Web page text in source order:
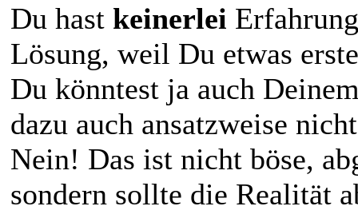
Du hast keinerlei
Lösung, weil Du etwas
Du könntest ja auch
dazu auch ansatzweise
Nein! Das ist nicht böse,
sondern sollte die Realität